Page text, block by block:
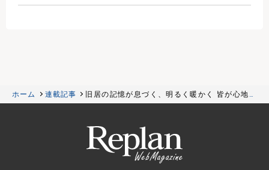
ホーム 連載記事
旧居の記憶が息づく、明るく暖かく 皆が心地よ
い二世帯住宅